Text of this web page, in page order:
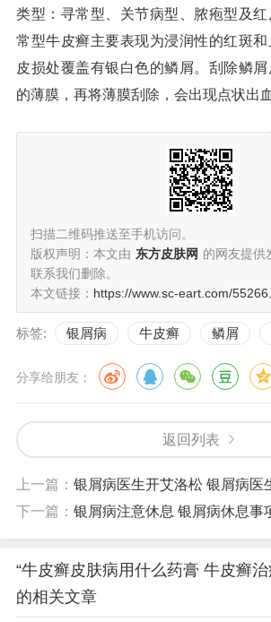
类型：寻常型、关节病型、脓疱型及
常型牛皮癣主要表现为浸润性的红斑和
皮损处覆盖有银白色的鳞屑。刮除鳞
的薄膜，再将薄膜刮除，会出现点状出血
扫描二维码推送至手机访问。
版权声明：本文由 东方皮肤网 的网友提供
联系我们删除。
本文链接： https://www.sc-eart.com/
标签: 银屑病 牛皮癣 鳞屑
分享给朋友：
返回列表
上一篇： 银屑病医生开艾洛松 银屑病医
下一篇： 银屑病注意休息 银屑病休息事
“牛皮癣皮肤病用什么药膏 牛皮癣
的相关文章